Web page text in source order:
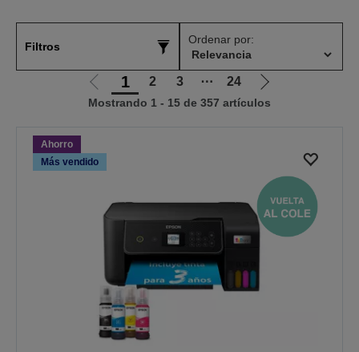
Filtros
Ordenar por:
Ir
a
anterior
1 2 3 ⋯ 24
Ir
a
siguiente
Mostrando 1 - 15 de 357 artículos
Ahorro
Más vendido